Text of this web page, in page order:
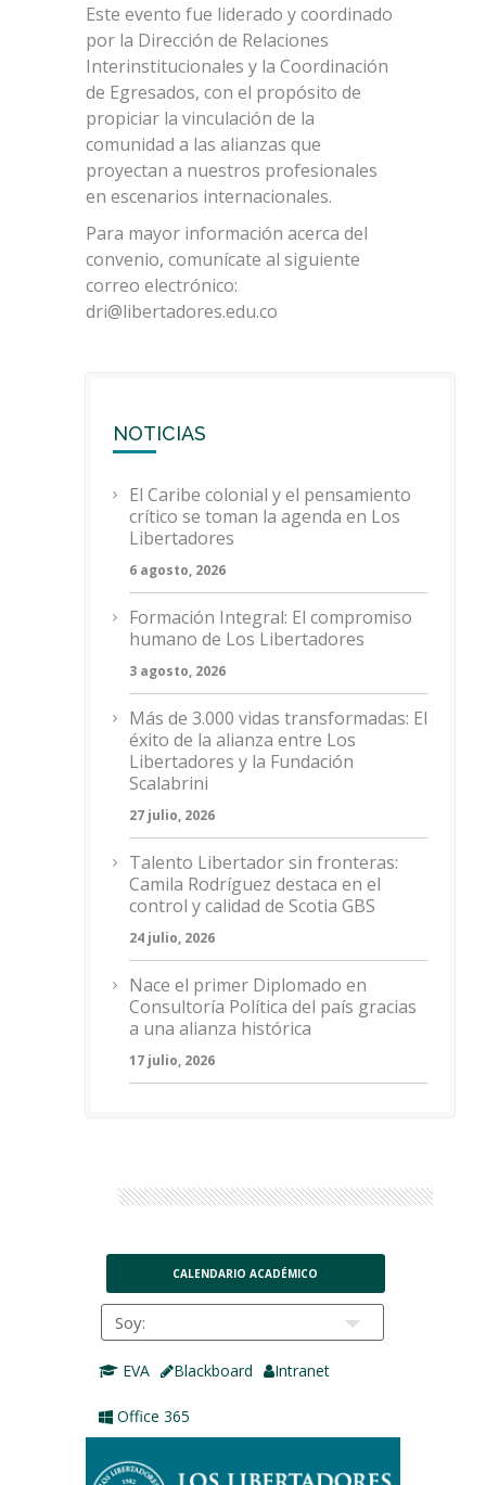
Este evento fue liderado y coordinado
por la Dirección de Relaciones
Interinstitucionales y la Coordinación
de Egresados, con el propósito de
propiciar la vinculación de la
comunidad a las alianzas que
proyectan a nuestros profesionales
en escenarios internacionales.
Para mayor información acerca del
convenio, comunícate al siguiente
correo electrónico:
dri@libertadores.edu.co
NOTICIAS
El Caribe colonial y el pensamiento
crítico se toman la agenda en Los
Libertadores
6 agosto, 2026
Formación Integral: El compromiso
humano de Los Libertadores
3 agosto, 2026
Más de 3.000 vidas transformadas: El
éxito de la alianza entre Los
Libertadores y la Fundación
Scalabrini
27 julio, 2026
Talento Libertador sin fronteras:
Camila Rodríguez destaca en el
control y calidad de Scotia GBS
24 julio, 2026
Nace el primer Diplomado en
Consultoría Política del país gracias
a una alianza histórica
17 julio, 2026